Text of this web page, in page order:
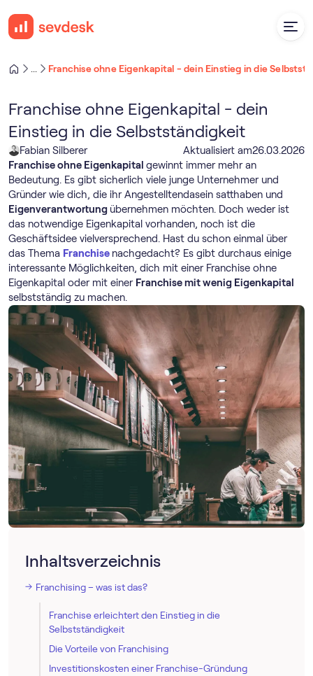
Franchise ohne Eigenkapital - dein Einstieg in die
Franchise ohne Eigenkapital - dein
Einstieg in die Selbstständigkeit
Fabian Silberer Aktualisiert am26.03.2026
Franchise ohne Eigenkapital gewinnt immer mehr an
Bedeutung. Es gibt sicherlich viele junge Unternehmer und
Gründer wie dich, die ihr Angestelltendasein satthaben und
Eigenverantwortung übernehmen möchten. Doch weder ist
das notwendige Eigenkapital vorhanden, noch ist die
Geschäftsidee vielversprechend. Hast du schon einmal über
das Thema Franchise nachgedacht? Es gibt durchaus einige
interessante Möglichkeiten, dich mit einer Franchise ohne
Eigenkapital oder mit einer Franchise mit wenig Eigenkapital
selbstständig zu machen.
Inhaltsverzeichnis
Franchising – was ist das?
Franchise erleichtert den Einstieg in die
Selbstständigkeit
Die Vorteile von Franchising
Investitionskosten einer Franchise-Gründung